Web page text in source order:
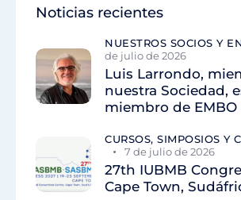
Noticias recientes
NUESTROS SOCIOS Y
de julio de 2026
Luis Larrondo,
nuestra Sociedad,
miembro de EMBO
CURSOS, SIMPOSIOS Y
7 de julio de 2026
27th IUBMB
Cape Town,